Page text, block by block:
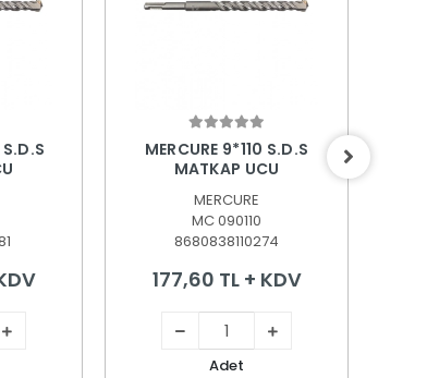
MERCURE 9*110 S.D.S
MATKAP UCU
MERCURE
MC 090110
8680838110274
177,60 TL + KDV
Adet